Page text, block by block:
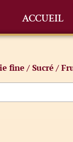
ACCUEIL
fine /Sucré /